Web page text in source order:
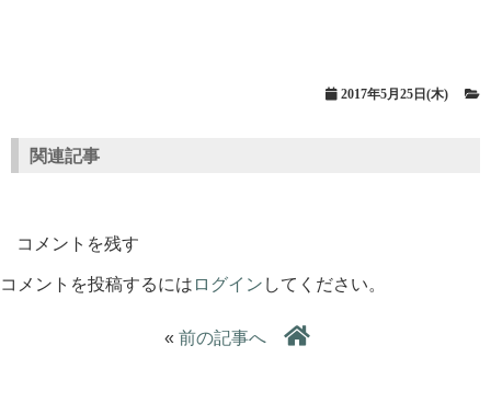
2017年5月25日(木)
関連記事
コメントを残す
コメントを投稿するには ログイン してください。
« 前の記事へ